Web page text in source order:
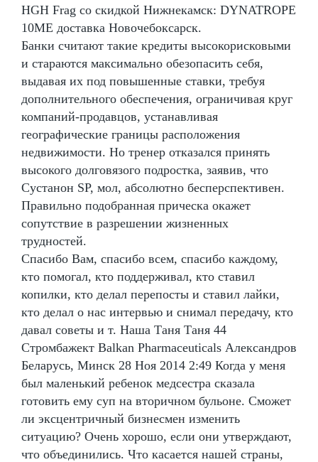
HGH Frag со скидкой Нижнекамск: DYNATROPE
10ME доставка Новочебоксарск.
Банки считают такие кредиты высокорисковыми
и стараются максимально обезопасить себя,
выдавая их под повышенные ставки, требуя
дополнительного обеспечения, ограничивая круг
компаний-продавцов, устанавливая
географические границы расположения
недвижимости. Но тренер отказался принять
высокого долговязого подростка, заявив, что
Сустанон SP, мол, абсолютно бесперспективен.
Правильно подобранная прическа окажет
сопутствие в разрешении жизненных
трудностей.
Спасибо Вам, спасибо всем, спасибо каждому,
кто помогал, кто поддерживал, кто ставил
копилки, кто делал перепосты и ставил лайки,
кто делал о нас интервью и снимал передачу, кто
давал советы и т. Наша Таня Таня 44
Стромбажект Balkan Pharmaceuticals Александров
Беларусь, Минск 28 Ноя 2014 2:49 Когда у меня
был маленький ребенок медсестра сказала
готовить ему суп на вторичном бульоне. Сможет
ли эксцентричный бизнесмен изменить
ситуацию? Очень хорошо, если они утверждают,
что объединились. Что касается нашей страны,